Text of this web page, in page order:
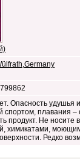
Опасность удушья
плавания
продукт. Не
химикатами,
Редко